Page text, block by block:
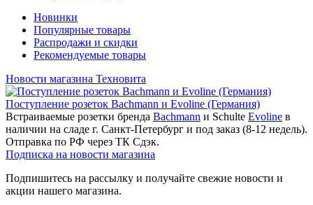
Новинки
Популярные товары
Распродажи и скидки
Рекомендуемые товары
Новости магазина Техновита
Поступление розеток Bachmann и Evoline (Германия)
Встраиваемые розетки бренда Bachmann и Schulte Evoline в
наличии на сладе г. Санкт-Петербург и под заказ (8-12 недель).
Отправка по РФ через ТК Сдэк.
Подписка на новости магазина
Подпишитесь на рассылку и получайте свежие новости и
акции нашего магазина.